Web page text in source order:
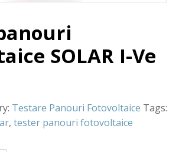
SOLAR I-Ve
Testare Panouri Fotovoltaice Tags:
, tester panouri fotovoltaice